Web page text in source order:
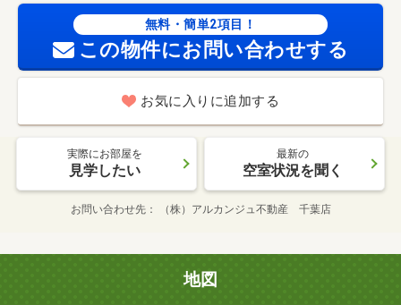
無料・簡単2項目！
この物件にお問い合わせする
お気に入りに追加する
実際にお部屋を
見学したい
最新の
空室状況を聞く
お問い合わせ先 （株）アルカンジュ不動産 千葉店
地図